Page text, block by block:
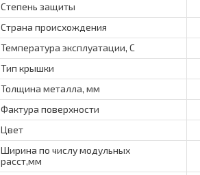
Степень защиты
Страна происхождения
Температура эксплуатации, С
Тип крышки
Толщина металла, мм
Фактура поверхности
Цвет
Ширина по числу модульных
расст,мм